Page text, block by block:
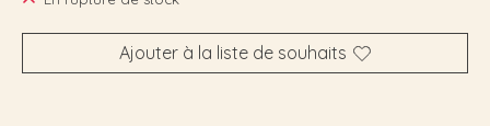
Ajouter à la liste de souhaits